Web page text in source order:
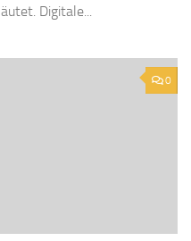
Digitale...
0